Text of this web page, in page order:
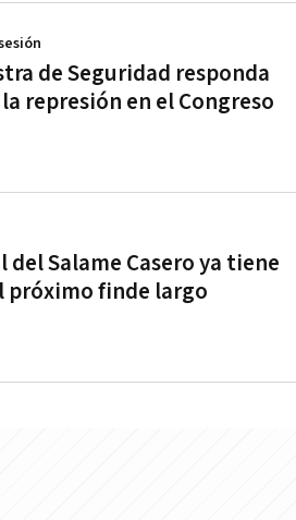
de Seguridad responda
represión en el Congreso
del Salame Casero ya tiene
próximo finde largo